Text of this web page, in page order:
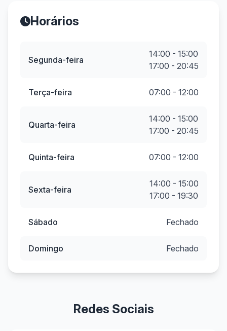
Horários
Segunda-feira
14:00 - 15:00
17:00 - 20:45
Terça-feira 07:00 - 12:00
Quarta-feira
14:00 - 15:00
17:00 - 20:45
Quinta-feira 07:00 - 12:00
Sexta-feira
14:00 - 15:00
17:00 - 19:30
Sábado Fechado
Domingo Fechado
Redes Sociais